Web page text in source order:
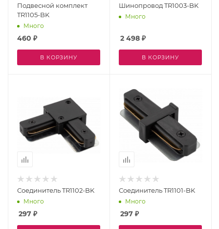
Подвесной комплект
TR1105-BK
Много
460 ₽
В КОРЗИНУ
Шинопровод TR1003-BK
Много
2 498 ₽
В КОРЗИНУ
Соединитель TR1102-BK
Много
297 ₽
Соединитель TR1101-BK
Много
297 ₽